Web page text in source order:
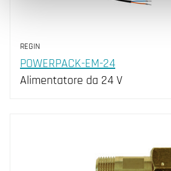
REGIN
POWERPACK-EM-24
Alimentatore da 24 V